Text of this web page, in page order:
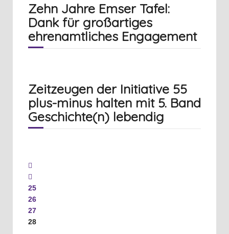
Zehn Jahre Emser Tafel:
Dank für großartiges
ehrenamtliches Engagement
Zeitzeugen der Initiative 55
plus-minus halten mit 5. Band
Geschichte(n) lebendig
25
26
27
28